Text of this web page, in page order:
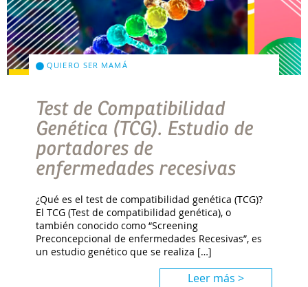
QUIERO SER MAMÁ
Test de Compatibilidad
Genética (TCG). Estudio de
portadores de
enfermedades recesivas
¿Qué es el test de compatibilidad genética (TCG)?
El TCG (Test de compatibilidad genética), o
también conocido como “Screening
Preconcepcional de enfermedades Recesivas”, es
un estudio genético que se realiza […]
Leer más >